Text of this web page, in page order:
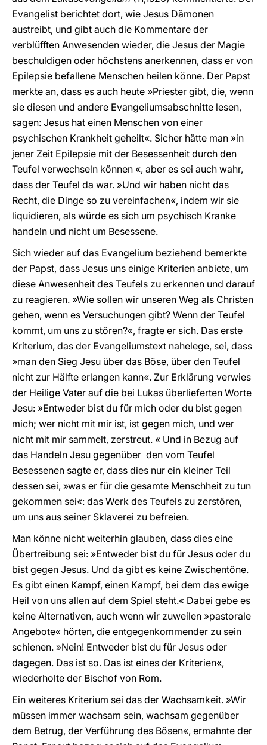
Evangelist berichtet dort, wie Jesus Dämonen
austreibt, und gibt auch die Kommentare der
verblüfften Anwesenden wieder, die Jesus der Magie
beschuldigen oder höchstens anerkennen, dass er von
Epilepsie befallene Menschen heilen könne. Der Papst
merkte an, dass es auch heute »Priester gibt, die, wenn
sie diesen und andere Evangeliumsabschnitte lesen,
sagen: Jesus hat einen Menschen von einer
psychischen Krankheit geheilt«. Sicher hätte man »in
jener Zeit Epilepsie mit der Besessenheit durch den
Teufel verwechseln können «, aber es sei auch wahr,
dass der Teufel da war. »Und wir haben nicht das
Recht, die Dinge so zu vereinfachen«, indem wir sie
liquidieren, als würde es sich um psychisch Kranke
handeln und nicht um Besessene.
Sich wieder auf das Evangelium beziehend bemerkte
der Papst, dass Jesus uns einige Kriterien anbiete, um
diese Anwesenheit des Teufels zu erkennen und darauf
zu reagieren. »Wie sollen wir unseren Weg als Christen
gehen, wenn es Versuchungen gibt? Wenn der Teufel
kommt, um uns zu stören?«, fragte er sich. Das erste
Kriterium, das der Evangeliumstext nahelege, sei, dass
»man den Sieg Jesu über das Böse, über den Teufel
nicht zur Hälfte erlangen kann«. Zur Erklärung verwies
der Heilige Vater auf die bei Lukas überlieferten Worte
Jesu: »Entweder bist du für mich oder du bist gegen
mich; wer nicht mit mir ist, ist gegen mich, und wer
nicht mit mir sammelt, zerstreut. « Und in Bezug auf
das Handeln Jesu gegenüber den vom Teufel
Besessenen sagte er, dass dies nur ein kleiner Teil
dessen sei, »was er für die gesamte Menschheit zu tun
gekommen sei«: das Werk des Teufels zu zerstören,
um uns aus seiner Sklaverei zu befreien.
Man könne nicht weiterhin glauben, dass dies eine
Übertreibung sei: »Entweder bist du für Jesus oder du
bist gegen Jesus. Und da gibt es keine Zwischentöne.
Es gibt einen Kampf, einen Kampf, bei dem das ewige
Heil von uns allen auf dem Spiel steht.« Dabei gebe es
keine Alternativen, auch wenn wir zuweilen »pastorale
Angebote« hörten, die entgegenkommender zu sein
schienen. »Nein! Entweder bist du für Jesus oder
dagegen. Das ist so. Das ist eines der Kriterien«,
wiederholte der Bischof von Rom.
Ein weiteres Kriterium sei das der Wachsamkeit. »Wir
müssen immer wachsam sein, wachsam gegenüber
dem Betrug, der Verführung des Bösen«, ermahnte der